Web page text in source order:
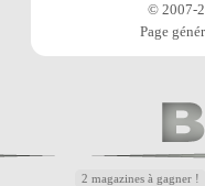
© 2007-
Page
2 magazines à gagner !